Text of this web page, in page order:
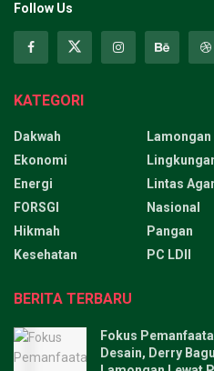
Follow Us
KATEGORI
Dakwah
Ekonomi
Energi
FORSGI
Hikmah
Kesehatan
Lamongan
Lintas
Nasional
Pangan
PC LDII
BERITA TERBARU
Fokus
Desain, Derry